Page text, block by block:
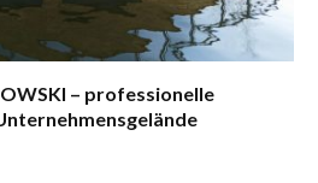
– professionelle